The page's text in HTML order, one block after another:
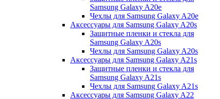
Samsung Galaxy A20e
Чехлы для Samsung Galaxy A20e
Аксессуары для Samsung Galaxy A20s
Защитные пленки и стекла для
Samsung Galaxy A20s
Чехлы для Samsung Galaxy A20s
Аксессуары для Samsung Galaxy A21s
Защитные пленки и стекла для
Samsung Galaxy A21s
Чехлы для Samsung Galaxy A21s
Аксессуары для Samsung Galaxy A22